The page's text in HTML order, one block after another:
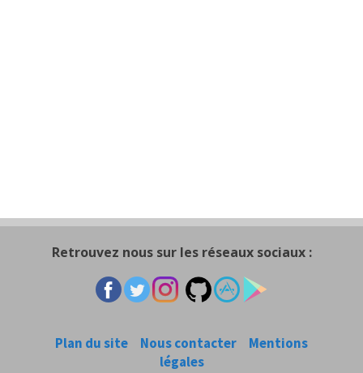
Retrouvez nous sur les réseaux sociaux :
Plan du site Nous contacter
Mentions
légales